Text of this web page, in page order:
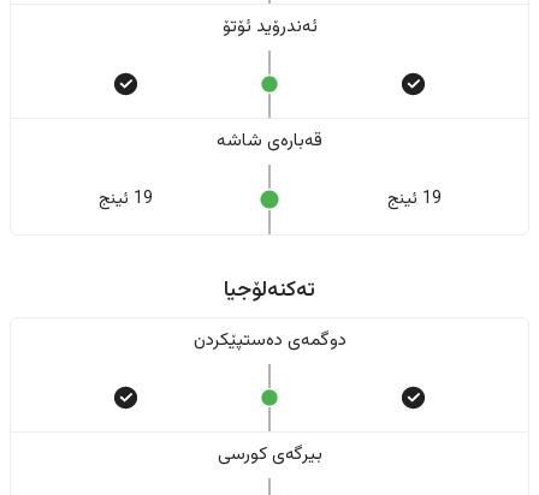
ئەندرۆید ئۆتۆ
قەبارەی شاشە
19 ئینج 19 ئینج
تەکنەلۆجیا
دوگمەی دەستپێکردن
بیرگەی کورسی